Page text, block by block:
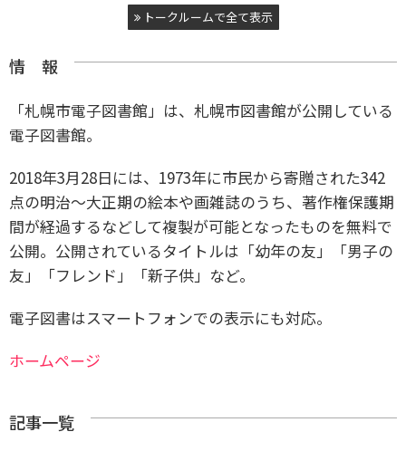
トークルームで全て表示
情 報
「札幌市電子図書館」は、札幌市図書館が公開している
電子図書館。
2018年3月28日には、1973年に市民から寄贈された342
点の明治〜大正期の絵本や画雑誌のうち、著作権保護期
間が経過するなどして複製が可能となったものを無料で
公開。公開されているタイトルは「幼年の友」「男子の
友」「フレンド」「新子供」など。
電子図書はスマートフォンでの表示にも対応。
ホームページ
記事一覧